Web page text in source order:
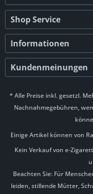
Shop Service
Informationen
Kundenmeinungen
* Alle Preise inkl. gesetzl.
Nachnahmegebühren,
Einige Artikel können von
Kein Verkauf von e-
Beachten Sie: Für
leiden, stillende Mütter,